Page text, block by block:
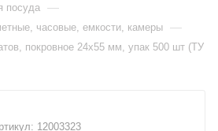
посуда —
часовые, емкости, камеры —
покровное 24х55 мм, упак 500 шт (ТУ
12003323